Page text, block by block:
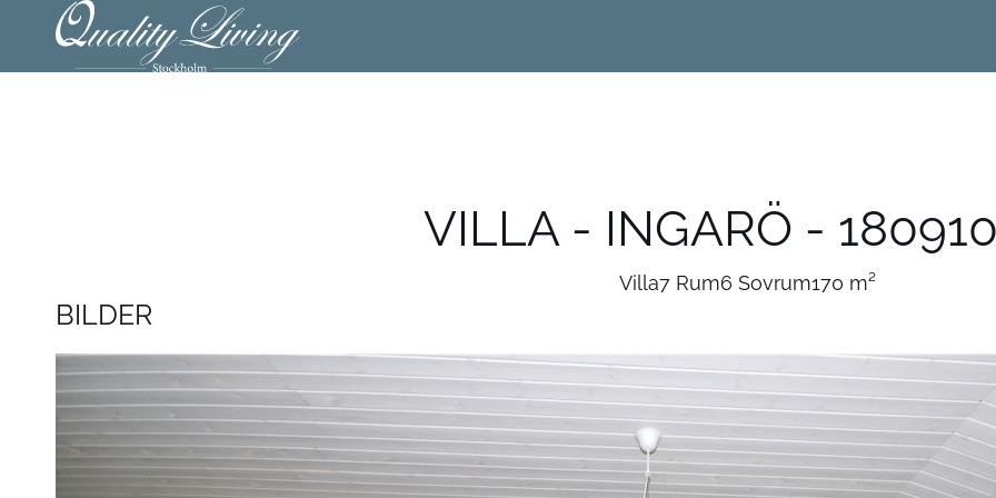
VILLA - INGARÖ -
Villa7 Rum6 Sovrum170 m²
BILDER